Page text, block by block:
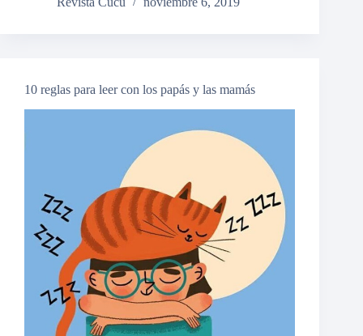
10 reglas para leer con los papás y las mamás